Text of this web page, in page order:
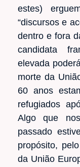
estes)
“discursos e
dentro e fora
candidata
elevada
morte da
60 anos
refugiados
Algo que
passado
propósito,
da União